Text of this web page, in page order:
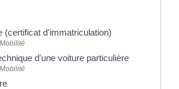
(certificat d'immatriculation)
d'une voiture particulière